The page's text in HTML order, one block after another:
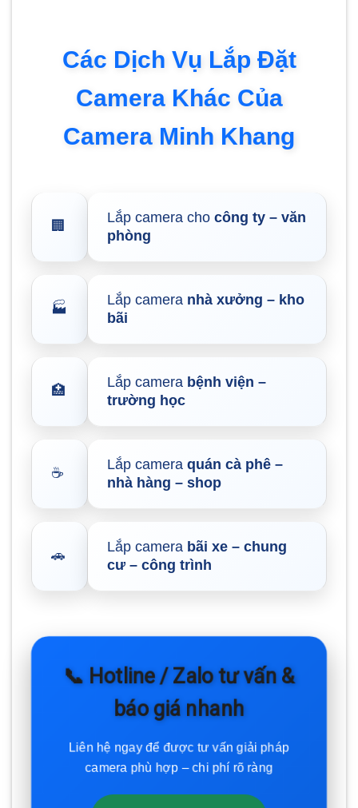
Các Dịch Vụ Lắp Đặt
Camera Khác Của
Camera Minh Khang
🏢
Lắp camera cho công ty – văn
phòng
🏭
Lắp camera nhà xưởng – kho
bãi
🏥
Lắp camera bệnh viện –
trường học
☕
Lắp camera quán cà phê –
nhà hàng – shop
🚗
Lắp camera bãi xe – chung
cư – công trình
📞 Hotline / Zalo tư vấn &
báo giá nhanh
Liên hệ ngay để được tư vấn giải pháp
camera phù hợp – chi phí rõ ràng